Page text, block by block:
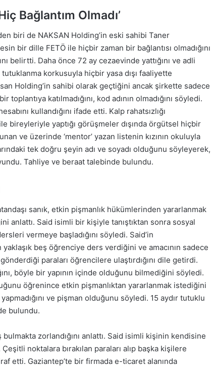
Bağlantım Olmadı’
biri de NAKSAN Holding’in eski sahibi Taner
bir dille FETÖ ile hiçbir zaman bir bağlantısı olmadığını
belirtti. Daha önce 72 ay cezaevinde yattığını ve adli
korkusuyla hiçbir yasa dışı faaliyette
Holding’in sahibi olarak geçtiğini ancak şirkette sadece
katılmadığını, kod adının olmadığını söyledi.
kullandığını ifade etti. Kalp rahatsızlığı
bireyleriyle yaptığı görüşmeler dışında örgütsel hiçbir
ve üzerinde ‘mentor’ yazan listenin kızının okuluyla
tek doğru şeyin adı ve soyadı olduğunu söyleyerek,
Tahliye ve beraat talebinde bulundu.
sanık, etkin pişmanlık hükümlerinden yararlanmak
anlattı. Said isimli bir kişiyle tanıştıktan sonra sosyal
vermeye başladığını söyledi. Said’in
beş öğrenciye ders verdiğini ve amacının sadece
paraları öğrencilere ulaştırdığını dile getirdi.
böyle bir yapının içinde olduğunu bilmediğini söyledi.
öğrenince etkin pişmanlıktan yararlanmak istediğini
ve pişman olduğunu söyledi. 15 aydır tutuklu
bulundu.
zorlandığını anlattı. Said isimli kişinin kendisine
noktalara bırakılan paraları alıp başka kişilere
etti. Gaziantep’te bir firmada e-ticaret alanında